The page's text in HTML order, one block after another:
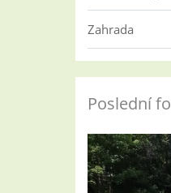
Zahrada
Poslední